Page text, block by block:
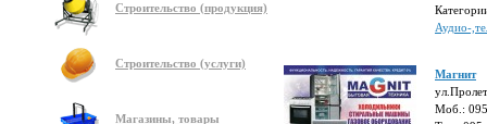
Строительство (продукция)
Строительство (услуги)
Магазины, товары
Аудио-
Магнит
Моб.: